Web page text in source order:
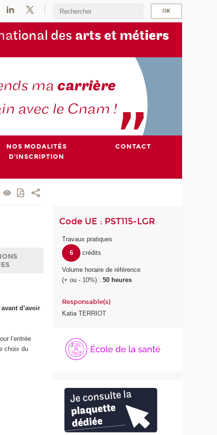
tional des arts et métiers
NOS MODALITÉS
D'INSCRIPTION
CONTACT
d’avoir
l’entrée
choix du
Code UE : PST115-LGR
Travaux pratiques
6
crédits
Volume horaire de référence
(+ ou - 10%) :50 heures
Responsable(s)
Katia TERRIOT